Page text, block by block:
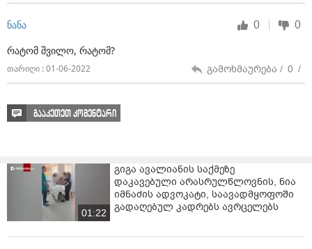
ნანა 0 0
რატომ შვილო, რატომ?
თარიღი : 01-06-2022 გამოხმაურება / 0 /
გააკეთეთ კომენტარი
01:22
გიგა ავალიანის საქმეზე
დაკავებული არასრულწლოვნის, ნია
იმნაძის ადვოკატი, საავადმყოფოში
გადაღებულ კადრებს ავრცელებს